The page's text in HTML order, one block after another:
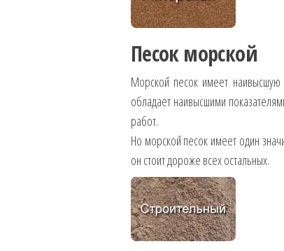
Песок морской
Морской песок имеет наивысшую
обладает наивысшими
работ.
Но морской песок имеет один
он стоит дороже всех остальных.